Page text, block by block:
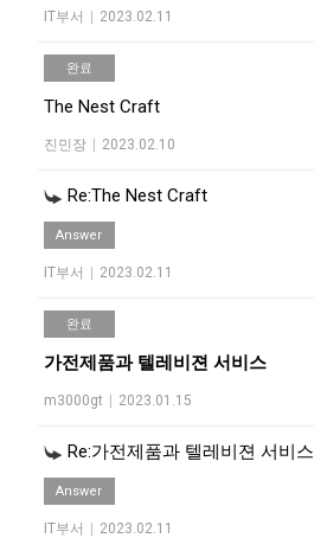
IT부서 2023.02.11
완료
The Nest Craft
진민장 2023.02.10
Re:The Nest Craft
Answer
IT부서 2023.02.11
완료
가전제품과 텔레비젼 서비스
m3000gt 2023.01.15
Re:가전제품과 텔레비젼 서비스
Answer
IT부서 2023.02.11